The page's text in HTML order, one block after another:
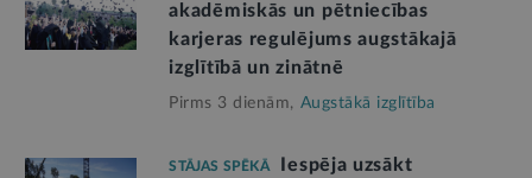
akadēmiskās un pētniecības
karjeras regulējums augstākajā
izglītībā un zinātnē
Pirms 3 dienām, Augstākā izglītība
STĀJAS SPĒKĀ
Iespēja uzsākt